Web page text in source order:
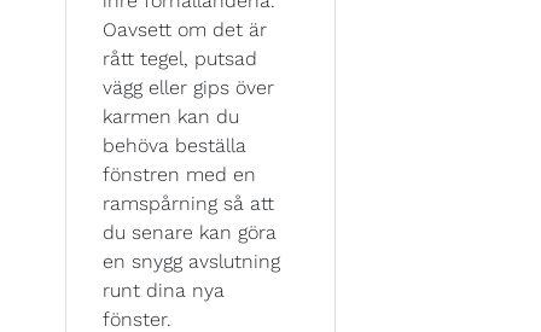
Oavsett om det är
rått tegel, putsad
vägg eller gips över
karmen kan du
behöva beställa
fönstren med en
ramspårning så att
du senare kan göra
en snygg avslutning
runt dina nya
fönster.